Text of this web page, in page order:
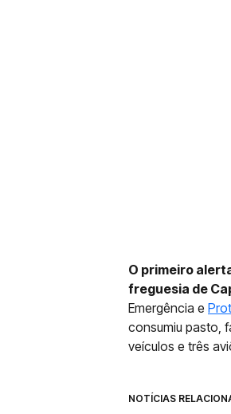
O primeiro
freguesia de
Emergência e
consumiu pasto,
veículos e três
NOTÍCIAS